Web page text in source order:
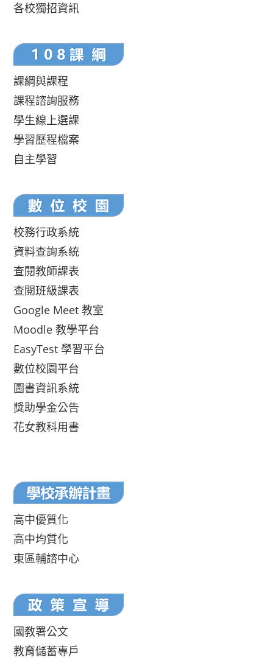
各校獨招資訊
課綱與課程
課程諮詢服務
學生線上選課
學習歷程檔案
自主學習
校務行政系統
資料查詢系統
查閱教師課表
查閱班級課表
Google Meet 教室
Moodle 教學平台
EasyTest 學習平台
數位校園平台
圖書資訊系統
獎助學金公告
花女教科用書
高中優質化
高中均質化
東區輔諮中心
國教署公文
教育儲蓄專戶